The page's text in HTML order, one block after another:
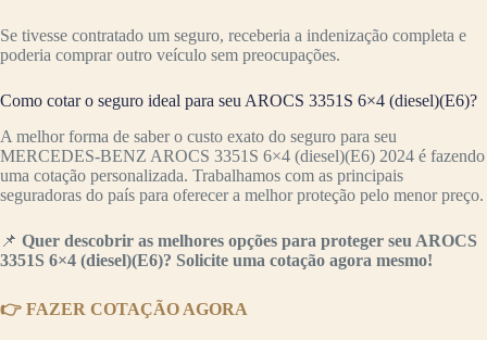
Se tivesse contratado um seguro, receberia a indenização completa e
poderia comprar outro veículo sem preocupações.
Como cotar o seguro ideal para seu AROCS 3351S 6×4 (diesel)(E6)?
A melhor forma de saber o custo exato do seguro para seu
MERCEDES-BENZ AROCS 3351S 6×4 (diesel)(E6) 2024 é fazendo
uma cotação personalizada. Trabalhamos com as principais
seguradoras do país para oferecer a melhor proteção pelo menor preço.
📌 Quer descobrir as melhores opções para proteger seu AROCS
3351S 6×4 (diesel)(E6)? Solicite uma cotação agora mesmo!
👉 FAZER COTAÇÃO AGORA